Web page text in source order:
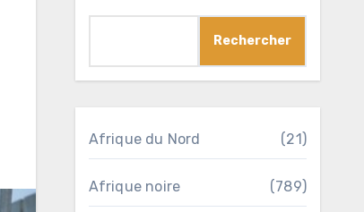
Rechercher
Afrique du Nord (21)
Afrique noire (789)